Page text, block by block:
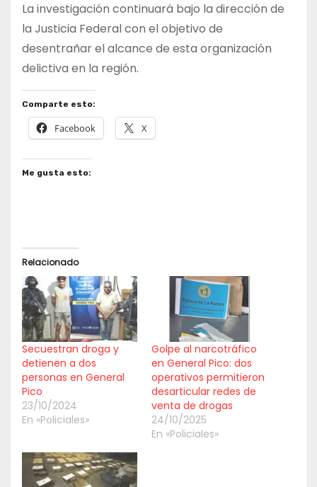
La investigación continuará bajo la dirección de
la Justicia Federal con el objetivo de
desentrañar el alcance de esta organización
delictiva en la región.
Comparte esto:
Facebook X
Me gusta esto:
Relacionado
Secuestran droga y
detienen a dos
personas en General
Pico
23/10/2024
En «Policiales»
Golpe al narcotráfico
en General Pico: dos
operativos permitieron
desarticular redes de
venta de drogas
24/10/2025
En «Policiales»